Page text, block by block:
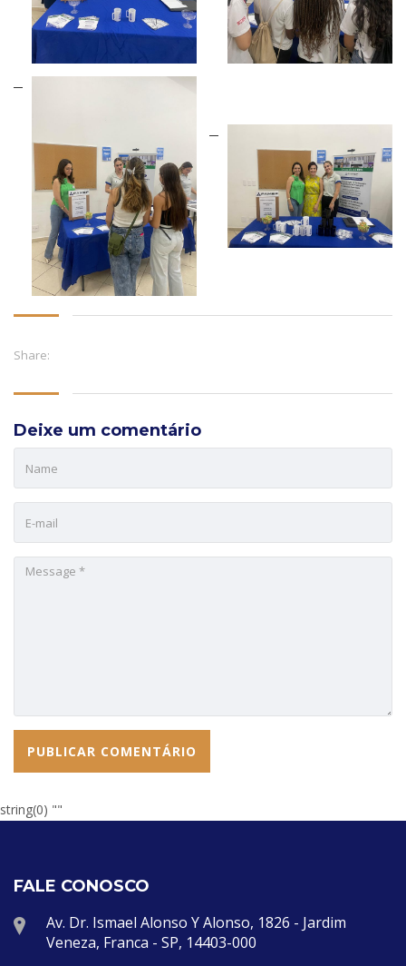
Share:
Deixe um comentário
FALE CONOSCO
Av. Dr. Ismael Alonso Y Alonso, 1826 - Jardim
Veneza, Franca - SP, 14403-000
string(0) ""